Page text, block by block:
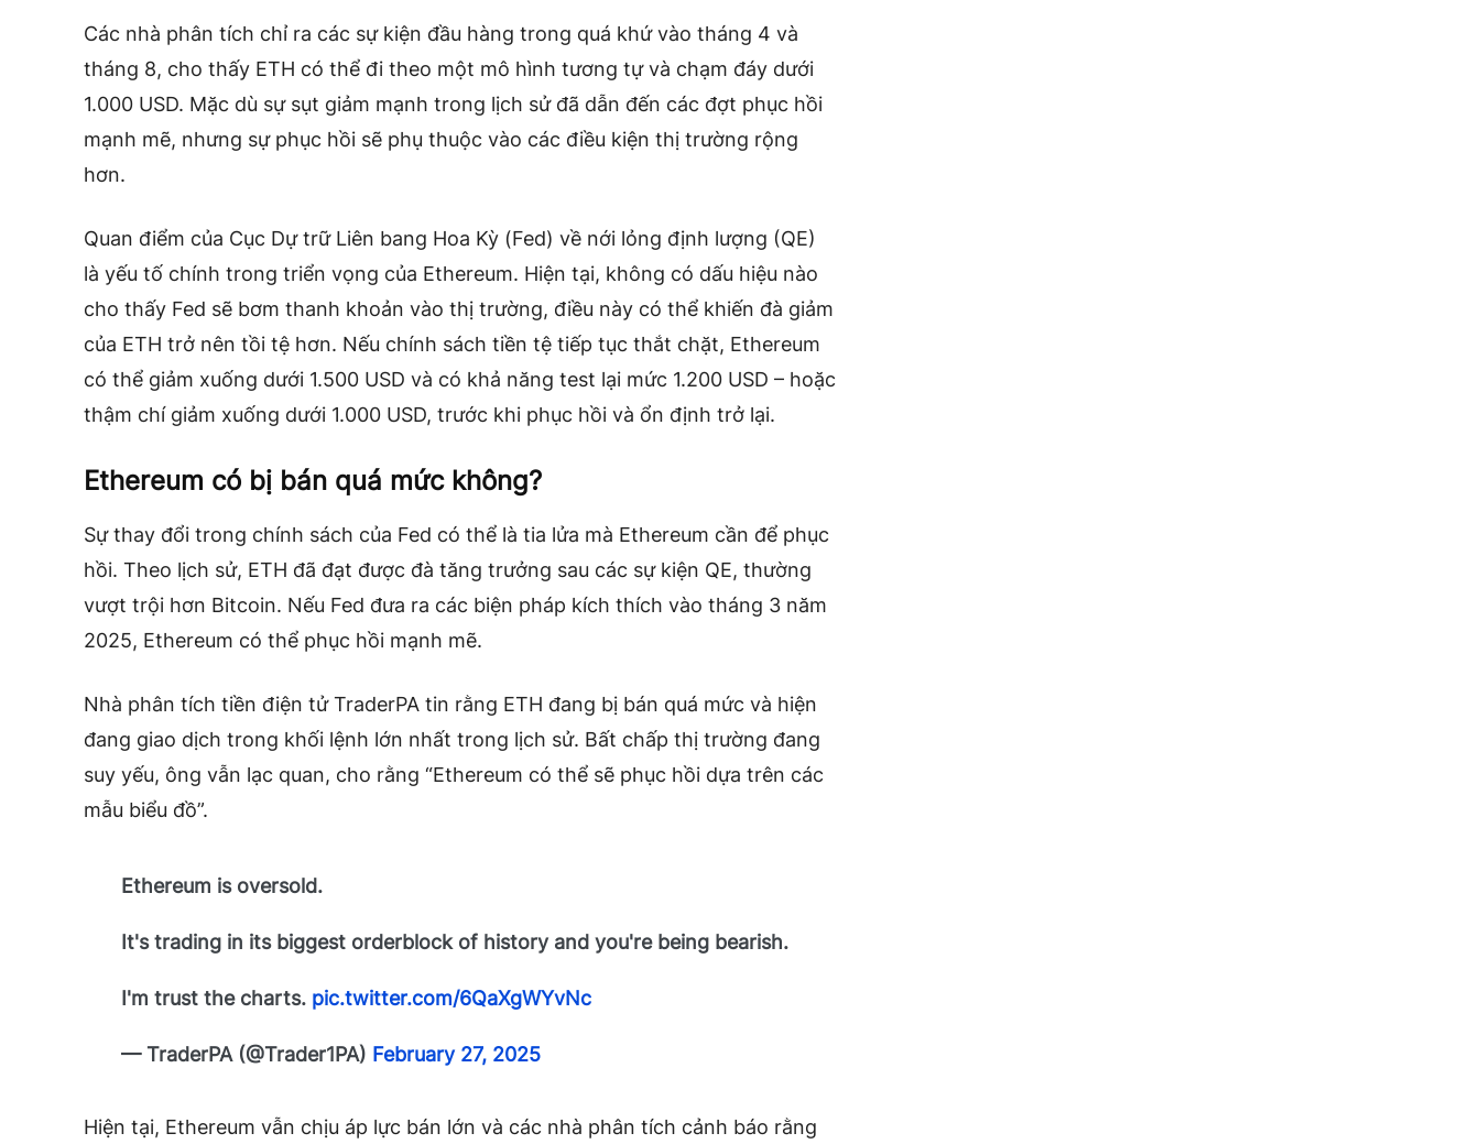
Các nhà phân tích chỉ ra các sự kiện đầu hàng trong quá khứ vào tháng 4 và
tháng 8, cho thấy ETH có thể đi theo một mô hình tương tự và chạm đáy dưới
1.000 USD. Mặc dù sự sụt giảm mạnh trong lịch sử đã dẫn đến các đợt phục hồi
mạnh mẽ, nhưng sự phục hồi sẽ phụ thuộc vào các điều kiện thị trường rộng
hơn.
Quan điểm của Cục Dự trữ Liên bang Hoa Kỳ (Fed) về nới lỏng định lượng (QE)
là yếu tố chính trong triển vọng của Ethereum. Hiện tại, không có dấu hiệu nào
cho thấy Fed sẽ bơm thanh khoản vào thị trường, điều này có thể khiến đà giảm
của ETH trở nên tồi tệ hơn. Nếu chính sách tiền tệ tiếp tục thắt chặt, Ethereum
có thể giảm xuống dưới 1.500 USD và có khả năng test lại mức 1.200 USD – hoặc
thậm chí giảm xuống dưới 1.000 USD, trước khi phục hồi và ổn định trở lại.
Ethereum có bị bán quá mức không?
Sự thay đổi trong chính sách của Fed có thể là tia lửa mà Ethereum cần để phục
hồi. Theo lịch sử, ETH đã đạt được đà tăng trưởng sau các sự kiện QE, thường
vượt trội hơn Bitcoin. Nếu Fed đưa ra các biện pháp kích thích vào tháng 3 năm
2025, Ethereum có thể phục hồi mạnh mẽ.
Nhà phân tích tiền điện tử TraderPA tin rằng ETH đang bị bán quá mức và hiện
đang giao dịch trong khối lệnh lớn nhất trong lịch sử. Bất chấp thị trường đang
suy yếu, ông vẫn lạc quan, cho rằng “Ethereum có thể sẽ phục hồi dựa trên các
mẫu biểu đồ”.
Ethereum is oversold.
It's trading in its biggest orderblock of history and you're being bearish.
I'm trust the charts. pic.twitter.com/6QaXgWYvNc
— TraderPA (@Trader1PA) February 27, 2025
Hiện tại, Ethereum vẫn chịu áp lực bán lớn và các nhà phân tích cảnh báo rằng